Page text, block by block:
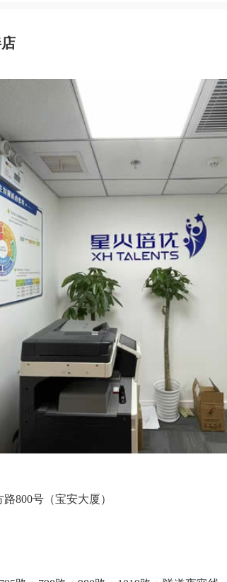
800号（宝安大厦）